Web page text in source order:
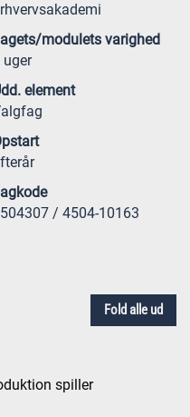
modulets varighed
uger
element
/ 4504-10163
Fold alle ud
spiller